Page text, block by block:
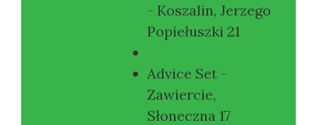
- Koszalin, Jerzego
Popiełuszki 21
Advice Set -
Zawiercie,
Słoneczna 17